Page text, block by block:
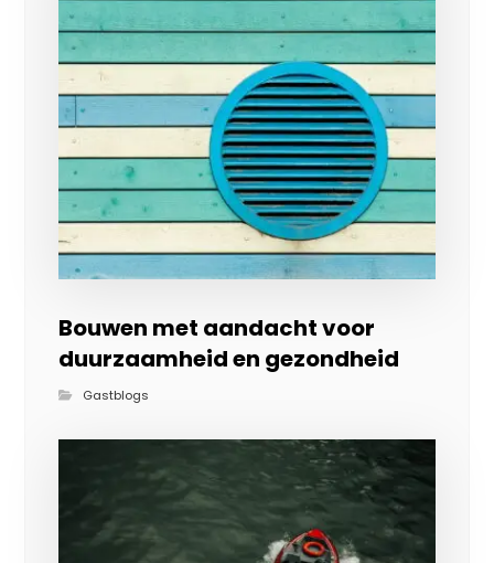
Bouwen met aandacht voor
duurzaamheid en gezondheid
Gastblogs